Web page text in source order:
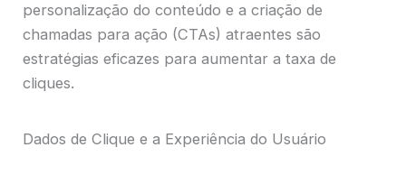
personalização do conteúdo e a criação de
chamadas para ação (CTAs) atraentes são
estratégias eficazes para aumentar a taxa de
cliques.
Dados de Clique e a Experiência do Usuário